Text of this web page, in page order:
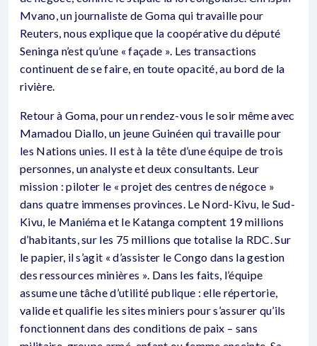
Mvano, un journaliste de Goma qui travaille pour
Reuters, nous explique que la coopérative du député
Seninga n’est qu’une « façade ». Les transactions
continuent de se faire, en toute opacité, au bord de la
rivière.
Retour à Goma, pour un rendez-vous le soir même avec
Mamadou Diallo, un jeune Guinéen qui travaille pour
les Nations unies. Il est à la tête d’une équipe de trois
personnes, un analyste et deux consultants. Leur
mission : piloter le « projet des centres de négoce »
dans quatre immenses provinces. Le Nord-Kivu, le Sud-
Kivu, le Maniéma et le Katanga comptent 19 millions
d’habitants, sur les 75 millions que totalise la RDC. Sur
le papier, il s’agit « d’assister le Congo dans la gestion
des ressources minières ». Dans les faits, l’équipe
assume une tâche d’utilité publique : elle répertorie,
valide et qualifie les sites miniers pour s’assurer qu’ils
fonctionnent dans des conditions de paix – sans